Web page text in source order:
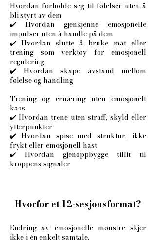
Hvordan forholde seg til følelser uten å
bli styrt av dem
✔️ Hvordan gjenkjenne emosjonelle
impulser uten å handle på dem
✔️ Hvordan slutte å bruke mat eller
trening som verktøy for emosjonell
regulering
✔️ Hvordan skape avstand mellom
følelse og handling
Trening og ernæring uten emosjonelt
kaos
✔️ Hvordan trene uten straff, skyld eller
ytterpunkter
✔️ Hvordan spise med struktur, ikke
frykt eller emosjonell hast
✔️ Hvordan gjenoppbygge tillit til
kroppens signaler
Hvorfor et 12-sesjonsformat?
Endring av emosjonelle mønstre skjer
ikke i én enkelt samtale.